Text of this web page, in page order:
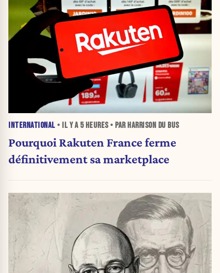
INTERNATIONAL • IL Y A 5 HEURES• PAR HARRISON DU BUS
Pourquoi Rakuten France ferme
définitivement sa marketplace